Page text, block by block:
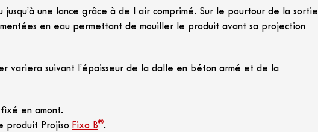
jusqu’à une lance grâce à de l air comprimé. Sur le pourtour de la sortie
en eau permettant de mouiller le produit avant sa projection
variera suivant l’épaisseur de la dalle en béton armé et de la
en amont.
produit Projiso Fixo B®.